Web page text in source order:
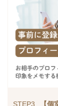
STEP3 【